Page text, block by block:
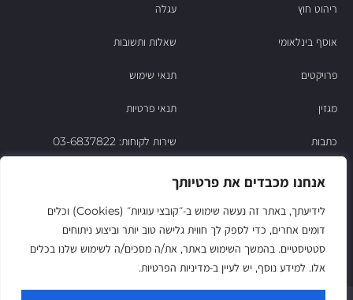
אנחנו מכבדים את פרטיותך
לידיעתך, באתר זה נעשה שימוש ב‑״קובצי עוגיות״ (Cookies) וכלים
דומים אחרים, כדי לספק לך חווית גלישה טוב יותר וביצוע ניתוחים
סטטיסטיים. בהמשך השימוש באתר, את/ה מסכים/ה לשימוש שלנו בכלים
אלו. למידע נוסף, יש לעיין ב‑מדיניות הפרטיות.
ריהוט חוץ
אוסף בינלאומי
פרויקטים
מגזין
כתבות
צור קשר
עגלה
שאלות ותשובות
תנאי שימוש
תנאי פרטיות
שירות לקוחות: 03-6837822